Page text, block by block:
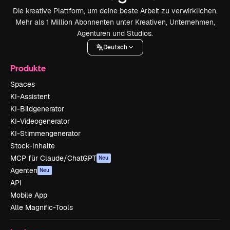
Die kreative Plattform, um deine beste Arbeit zu verwirklichen.
Mehr als 1 Million Abonnenten unter Kreativen, Unternehmen,
Agenturen und Studios.
Deutsch
Produkte
Spaces
KI-Assistent
KI-Bildgenerator
KI-Videogenerator
KI-Stimmengenerator
Stock-Inhalte
MCP für Claude/ChatGPT Neu
Agenten Neu
API
Mobile App
Alle Magnific-Tools